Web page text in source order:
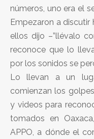
números, uno era el
Empezaron a
ellos dijo –”llévalo
reconoce que lo
por los sonidos se
Lo llevan a un
comienzan los
y videos para
tomados en
APPO, a dónde el